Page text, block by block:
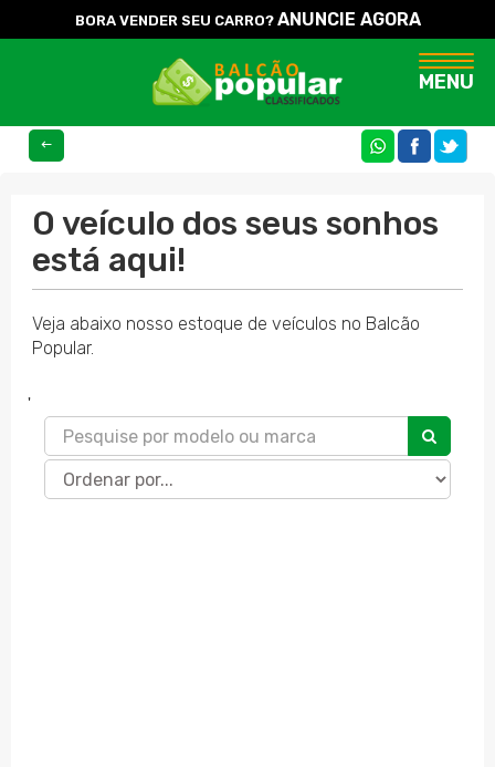
BORA VENDER SEU CARRO? ANUNCIE AGORA
MENU
O veículo dos seus sonhos
está aqui!
Veja abaixo nosso estoque de veículos no Balcão
Popular.
'